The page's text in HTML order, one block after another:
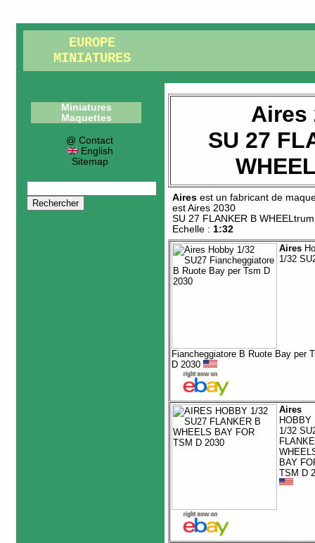
EUROPE
MINIATURES
Miniatures
Maquettes
@ Contact
English
Sitemap
Aires
SU 27
Aires est un fabricant de
estAires 2030
SU 27 FLANKER B
Echelle : 1:32
Aires
1/32
Fiancheggiatore B Ruote Bay per
D 2030
Aires
HOBBY
1/32
BAY
TSM D